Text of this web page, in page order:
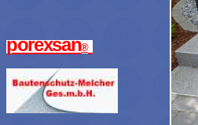
porexsan®